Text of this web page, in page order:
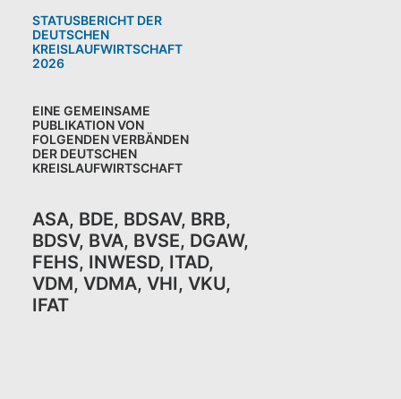
STATUSBERICHT DER
DEUTSCHEN
KREISLAUFWIRTSCHAFT
2026
EINE GEMEINSAME
PUBLIKATION VON
FOLGENDEN VERBÄNDEN
DER DEUTSCHEN
KREISLAUFWIRTSCHAFT
ASA, BDE, BDSAV, BRB,
BDSV, BVA, BVSE, DGAW,
FEHS, INWESD, ITAD,
VDM, VDMA, VHI, VKU,
IFAT